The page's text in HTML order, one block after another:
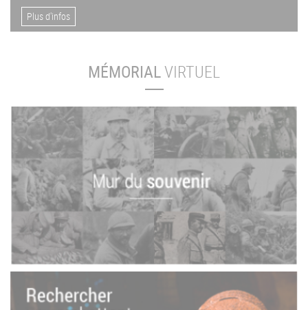
Plus d'infos
MÉMORIALVIRTUEL